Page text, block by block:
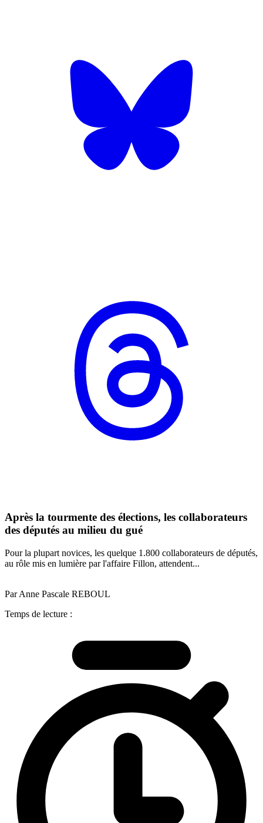
Après la tourmente des élections, les collaborateurs
des députés au milieu du gué
Pour la plupart novices, les quelque 1.800 collaborateurs de députés,
au rôle mis en lumière par l'affaire Fillon, attendent...
Par Anne Pascale REBOUL
Temps de lecture :